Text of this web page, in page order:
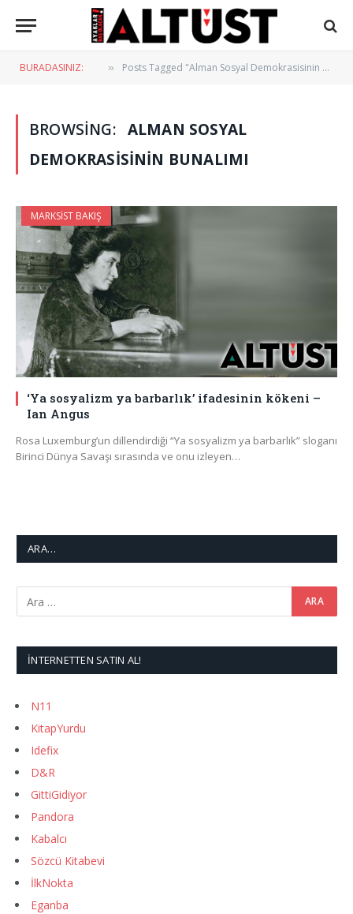
BURADASINIZ: » Posts Tagged "Alman Sosyal Demokrasisinin Bunalımı"
BROWSING: ALMAN SOSYAL
DEMOKRASISININ BUNALIMI
MARKSIST BAKIŞ
‘Ya sosyalizm ya barbarlık’ ifadesinin kökeni –
Ian Angus
Rosa Luxemburg’un dillendirdiği “Ya sosyalizm ya barbarlık” sloganı
Birinci Dünya Savaşı sırasında ve onu izleyen…
ARA…
İNTERNETTEN SATIN AL!
N11
KitapYurdu
Idefix
D&R
GittiGidiyor
Pandora
Kabalcı
Sözcü Kitabevi
İlkNokta
Eganba